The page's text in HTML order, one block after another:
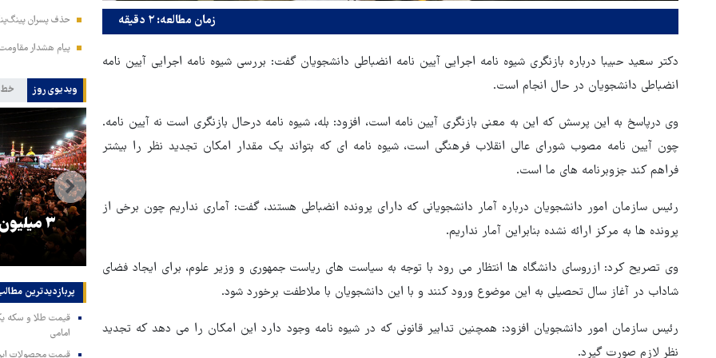
زمان مطالعه: ۲ دقیقه
دکتر سعید حبیبا درباره بازنگری شیوه نامه اجرایی آیین نامه انضباطی دانشجویان گفت: بررسی شیوه نامه اجرایی آیین نامه
انضباطی دانشجویان در حال انجام است.
وی درپاسخ به این پرسش که این به معنی بازنگری آیین نامه است، افزود: بله، شیوه نامه درحال بازنگری است نه آیین نامه.
چون آیین نامه مصوب شورای عالی انقلاب فرهنگی است، شیوه نامه ای که بتواند یک مقدار امکان تجدید نظر را بیشتر
فراهم کند جزوبرنامه های ما است.
رئیس سازمان امور دانشجویان درباره آمار دانشجویانی که دارای پرونده انضباطی هستند، گفت: آماری نداریم چون برخی از
پرونده ها به مرکز ارائه نشده بنابراین آمار نداریم.
وی تصریح کرد: ازروسای دانشگاه ها انتظار می رود با توجه به سیاست های ریاست جمهوری و وزیر علوم، برای ایجاد فضای
شاداب در آغاز سال تحصیلی به این موضوع ورود کنند و با این دانشجویان با ملاطفت برخورد شود.
رئیس سازمان امور دانشجویان افزود: همچنین تدابیر قانونی که در شیوه نامه وجود دارد این امکان را می دهد که تجدید
نظر لازم صورت گیرد.
حذف پسران
پیام هشدار
ویدیوی روز خط
هماهنگی محور مقاومت، آمریکا را
در منطقه درمانده کرد
۳
پربازدیدترین‌
امامی